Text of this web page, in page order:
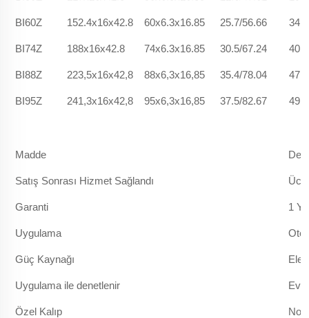
BI60Z 152.4x16x42.8 60x6.3x16.85 25.7/56.66
BI74Z 188x16x42.8 74x6.3x16.85 30.5/67.24
BI88Z 223,5x16x42,8 88x6,3x16,85 35.4/78.04
BI95Z 241,3x16x42,8 95x6,3x16,85 37.5/82.67
Madde
Satış Sonrası Hizmet Sağlandı
Garanti 1 Yıl
Uygulama
Güç Kaynağı
Uygulama ile denetlenir Evet
Özel Kalıp No